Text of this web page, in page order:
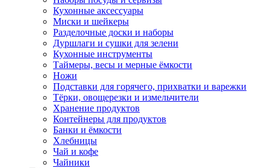
Кухонные аксессуары
Миски и шейкеры
Разделочные доски и наборы
Дуршлаги и сушки для зелени
Кухонные инструменты
Таймеры, весы и мерные ёмкости
Ножи
Подставки для горячего, прихватки и варежки
Тёрки, овощерезки и измельчители
Хранение продуктов
Контейнеры для продуктов
Банки и ёмкости
Хлебницы
Чай и кофе
Чайники